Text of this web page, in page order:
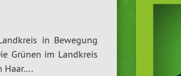
in Bewegung
Grünen im Landkreis
Haar….